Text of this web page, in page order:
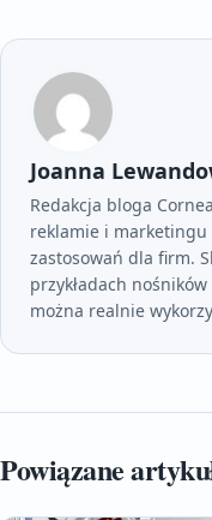
Joanna
Redakcja bloga
reklamie i marketingu
zastosowań dla firm.
przykładach
można realnie
Powiązane